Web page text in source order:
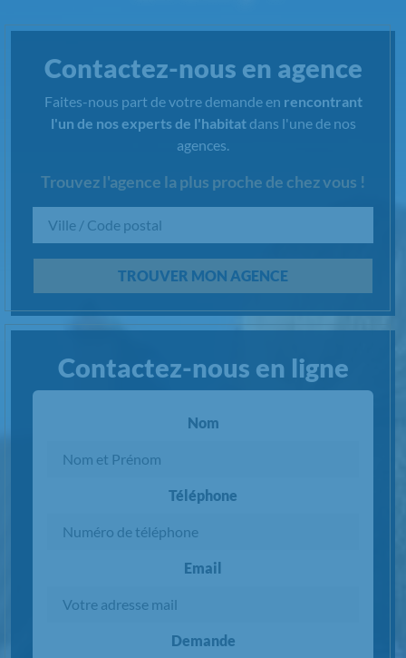
Contactez-nous en agence
Faites-nous part de votre demande en rencontrant
l'un de nos experts de l'habitatdans l'une de nos
agences.
Trouvez l'agence la plus proche de chez vous !
Chargement...
TROUVER MON AGENCE
Contactez-nous en ligne
Nom
Téléphone
Email
Demande